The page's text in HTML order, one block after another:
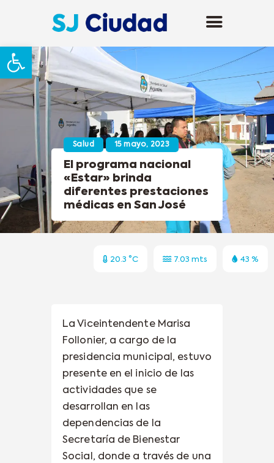
Abrir barra de herramientas
Salud 15 mayo, 2023
El programa nacional
«Estar» brinda
diferentes prestaciones
médicas en San José
20.3 °C 7.03 mts 43 %
La Viceintendente Marisa
Follonier, a cargo de la
presidencia municipal, estuvo
presente en el inicio de las
actividades que se
desarrollan en las
dependencias de la
Secretaría de Bienestar
Social, donde a través de una